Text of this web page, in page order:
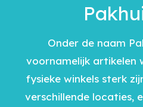
Onder de naam
voornamelijk artikelen
fysieke winkels sterk
verschillende locaties,